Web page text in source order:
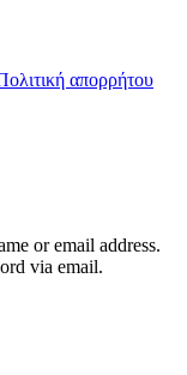
απορρήτου
or email address.
via email.